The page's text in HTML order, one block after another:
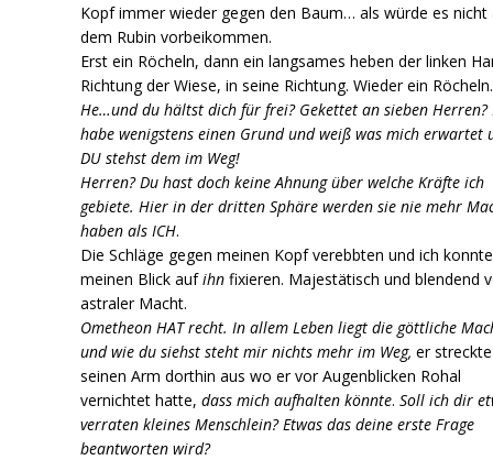
Kopf immer wieder gegen den Baum… als würde es nicht
dem Rubin vorbeikommen.
Erst ein Röcheln, dann ein langsames heben der linken
Richtung der Wiese, in seine Richtung. Wieder ein Röcheln.
He…und du hältst dich für frei? Gekettet an sieben Herren?
habe wenigstens einen Grund und weiß was mich erwartet
DU stehst dem im Weg!
Herren? Du hast doch keine Ahnung über welche Kräfte ich
gebiete. Hier in der dritten Sphäre werden sie nie mehr
haben als ICH.
Die Schläge gegen meinen Kopf verebbten und ich konnte
meinen Blick aufihn fixieren. Majestätisch und blendend
astraler Macht.
Ometheon HAT recht. In allem Leben liegt die göttliche
und wie du siehst steht mir nichts mehr im Weg,er streckte
seinen Arm dorthin aus wo er vor Augenblicken Rohal
vernichtet hatte,dass mich aufhalten könnte.Soll ich dir
verraten kleines Menschlein? Etwas das deine erste Frage
beantworten wird?